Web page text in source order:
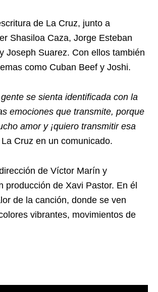
de La Cruz, junto a
Shasiloa Caza, Jorge Esteban
Joseph Suarez. Con ellos también
como Cuban Beef y Joshi.
gente se sienta identificada con la
emociones que transmite, porque
amor y ¡quiero transmitir esa
Cruz en un comunicado.
de Víctor Marín y
producción de Xavi Pastor. En él
de la canción, donde se ven
vibrantes, movimientos de